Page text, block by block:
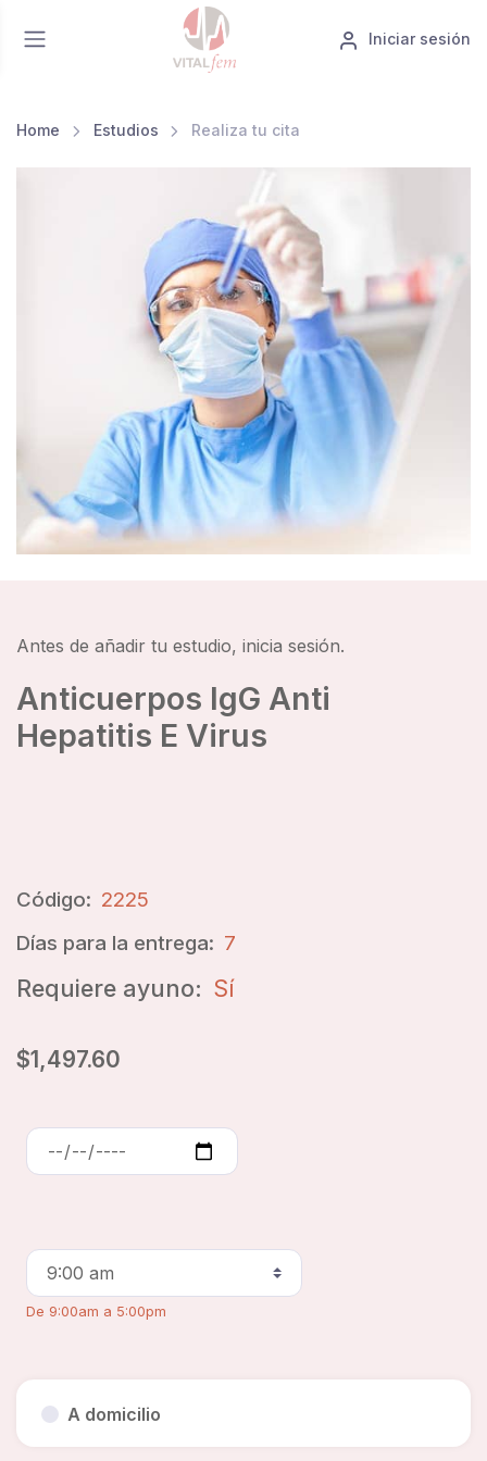
Iniciar sesión
Home Estudios Realiza tu cita
Antes de añadir tu estudio, inicia sesión.
Anticuerpos IgG Anti
Hepatitis E Virus
Código: 2225
Días para la entrega: 7
Requiere ayuno: Sí
$1,497.60
De 9:00am a 5:00pm
A domicilio